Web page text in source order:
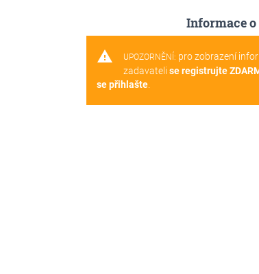
Informace
warning UPOZORNĚNÍ: pro zobrazení
zadavateli se registrujte
se přihlašte.